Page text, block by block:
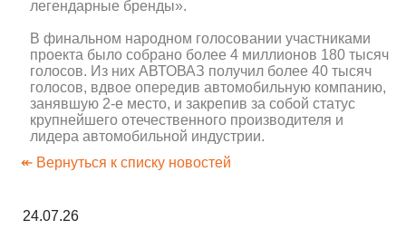
легендарные бренды».
В финальном народном голосовании участниками
проекта было собрано более 4 миллионов 180 тысяч
голосов. Из них АВТОВАЗ получил более 40 тысяч
голосов, вдвое опередив автомобильную компанию,
занявшую 2-е место, и закрепив за собой статус
крупнейшего отечественного производителя и
лидера автомобильной индустрии.
↞ Вернуться к списку новостей
24.07.26